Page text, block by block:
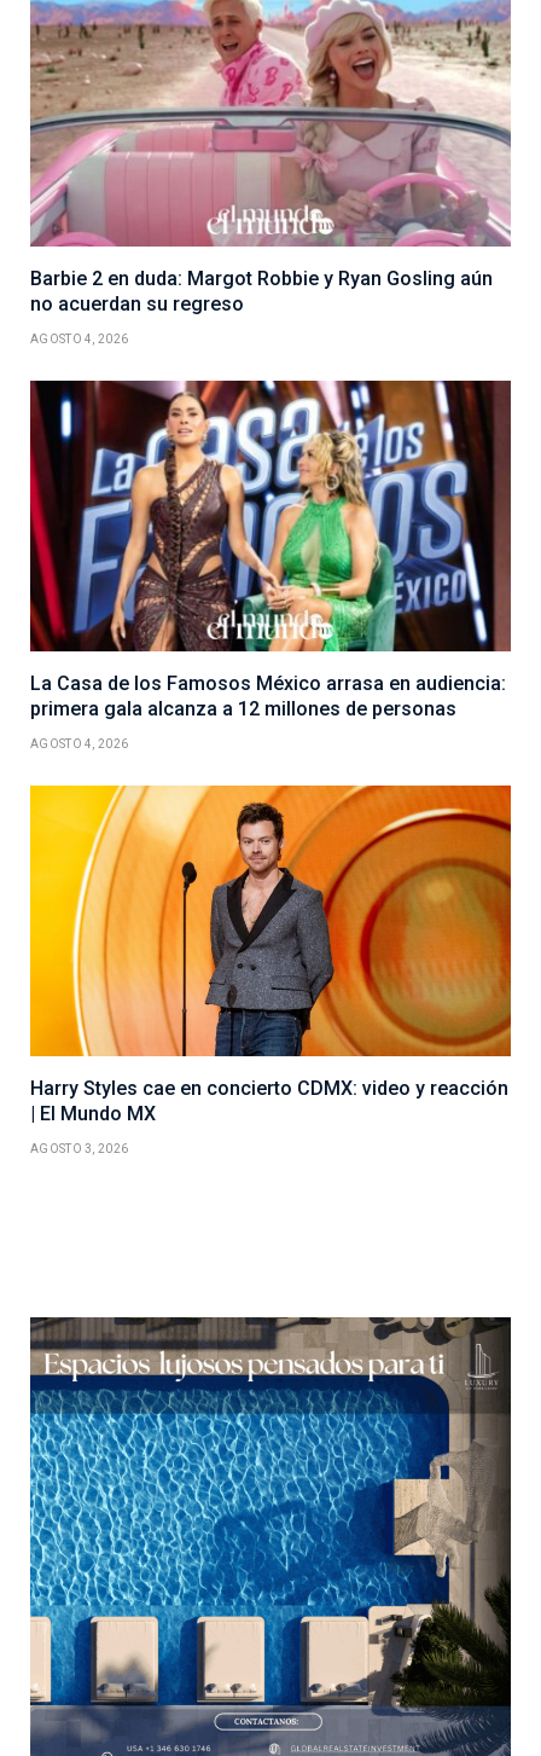
Barbie 2 en duda: Margot Robbie y Ryan Gosling aún
no acuerdan su regreso
AGOSTO 4, 2026
La Casa de los Famosos México arrasa en audiencia:
primera gala alcanza a 12 millones de personas
AGOSTO 4, 2026
Harry Styles cae en concierto CDMX: video y reacción
| El Mundo MX
AGOSTO 3, 2026